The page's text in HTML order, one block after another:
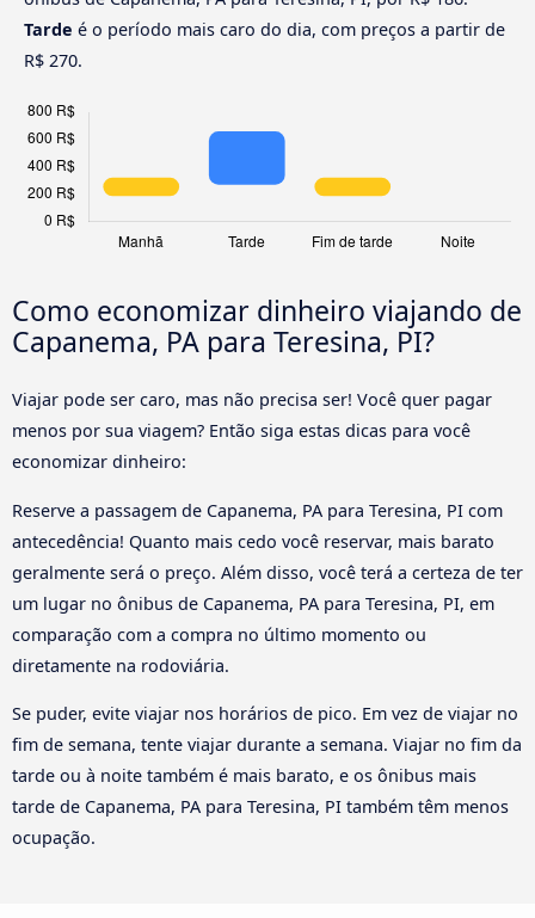
Tarde é o período mais caro do dia, com preços a partir de
R$ 270.
Como economizar dinheiro viajando de
Capanema, PA para Teresina, PI?
Viajar pode ser caro, mas não precisa ser! Você quer pagar
menos por sua viagem? Então siga estas dicas para você
economizar dinheiro:
Reserve a passagem de Capanema, PA para Teresina, PI com
antecedência! Quanto mais cedo você reservar, mais barato
geralmente será o preço. Além disso, você terá a certeza de ter
um lugar no ônibus de Capanema, PA para Teresina, PI, em
comparação com a compra no último momento ou
diretamente na rodoviária.
Se puder, evite viajar nos horários de pico. Em vez de viajar no
fim de semana, tente viajar durante a semana. Viajar no fim da
tarde ou à noite também é mais barato, e os ônibus mais
tarde de Capanema, PA para Teresina, PI também têm menos
ocupação.